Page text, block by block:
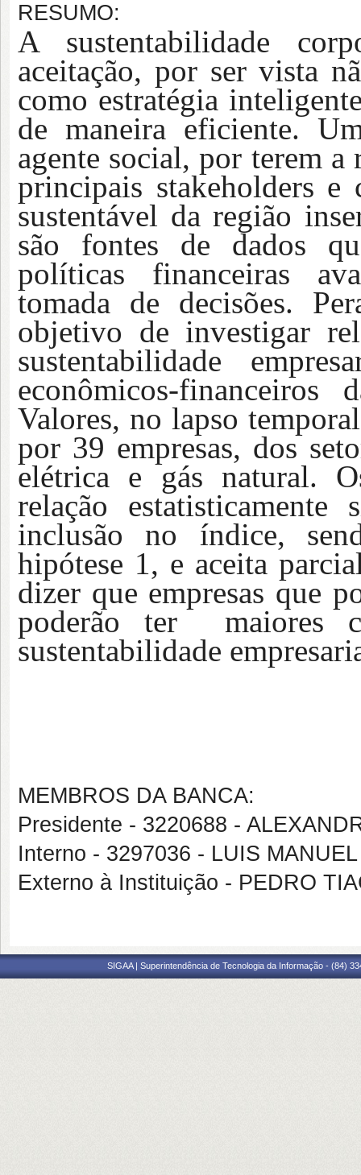
RESUMO:
A sustentabilidade
aceitação, por ser vista
como estratégia
de maneira eficiente.
agente social, por terem a
principais stakeholders
sustentável da região
são fontes de dados
políticas financeiras
tomada de decisões.
objetivo de investigar
sustentabilidade
econômicos-financeiros
Valores, no lapso
por 39 empresas, dos
elétrica e gás natural.
relação
inclusão no índice,
hipótese 1, e aceita
dizer que empresas que
poderão termaiores
sustentabilidade
MEMBROS DA BANCA:
Presidente - 3220688 -
Interno - 3297036 - LUIS
Externo à Instituição - PEDRO
SIGAA | Superintendência de Tecnologia da Informação - (84)